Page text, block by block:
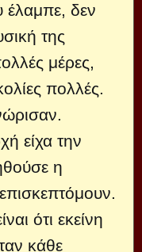
δεν
της
μέρες,
πολλές.
είχα την
η
ότι εκείνη
κάθε